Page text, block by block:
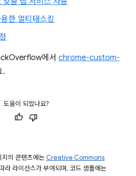
한 멀티태스킹
에서 chrome-custom-
.
도움이 되었나요?
의 콘텐츠에는 Creative Commons
라 라이선스가 부여되며, 코드 샘플에는